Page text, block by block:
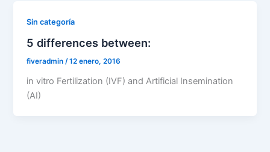
Sin categoría
5 differences between:
fiveradmin/12 enero, 2016
in vitro Fertilization (IVF) and Artificial Insemination
(AI)